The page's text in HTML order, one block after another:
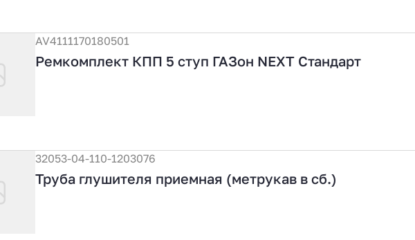
AV4111170180501
Ремкомплект КПП 5 ступ ГАЗон NEXT Стандарт
32053-04-110-1203076
Труба глушителя приемная (метрукав в сб.)